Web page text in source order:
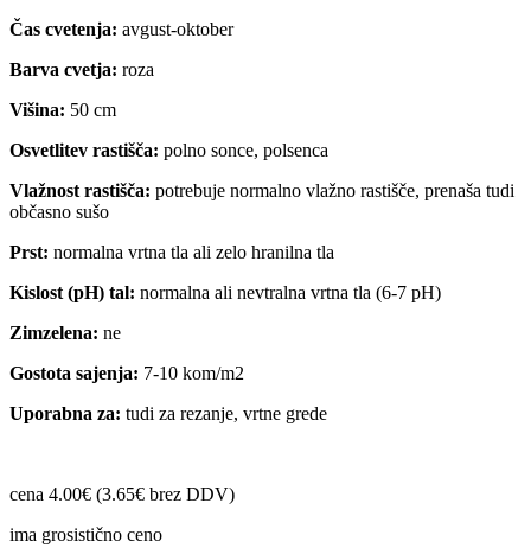
Čas cvetenja: avgust-oktober
Barva cvetja: roza
Višina: 50 cm
Osvetlitev rastišča: polno sonce, polsenca
Vlažnost rastišča: potrebuje normalno vlažno rastišče, prenaša tudi
občasno sušo
Prst: normalna vrtna tla ali zelo hranilna tla
Kislost (pH) tal: normalna ali nevtralna vrtna tla (6-7 pH)
Zimzelena: ne
Gostota sajenja: 7-10 kom/m2
Uporabna za: tudi za rezanje, vrtne grede
cena 4.00€ (3.65€ brez DDV)
ima grosistično ceno